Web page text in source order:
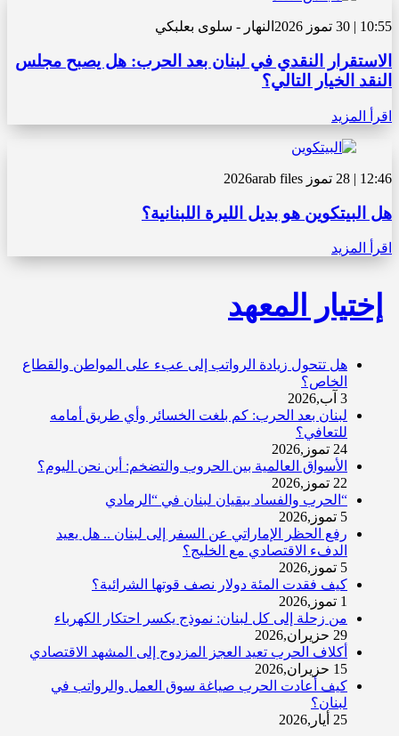
10:55 | 30 تموز 2026 النهار - سلوى بعلبكي
الاستقرار النقدي في لبنان بعد الحرب: هل يصبح مجلس
النقد الخيار التالي؟
اقرأ المزيد
12:46 | 28 تموز 2026 arab files
هل البيتكوين هو بديل الليرة اللبنانية؟
اقرأ المزيد
إختيار المعهد
هل تتحول زيادة الرواتب إلى عبء على المواطن والقطاع
الخاص؟
3 آب,2026
لبنان بعد الحرب: كم بلغت الخسائر وأي طريق أمامه
للتعافي؟
24 تموز,2026
الأسواق العالمية بين الحروب والتضخم: أين نحن اليوم؟
22 تموز,2026
“الحرب والفساد يبقيان لبنان في “الرمادي
5 تموز,2026
رفع الحظر الإماراتي عن السفر إلى لبنان .. هل يعيد
الدفء الاقتصادي مع الخليج؟
5 تموز,2026
كيف فقدت المئة دولار نصف قوتها الشرائية؟
1 تموز,2026
من زحلة إلى كل لبنان: نموذج يكسر احتكار الكهرباء
29 حزيران,2026
أكلاف الحرب تعيد العجز المزدوج إلى المشهد الاقتصادي
15 حزيران,2026
كيف أعادت الحرب صياغة سوق العمل والرواتب في
لبنان؟
25 أيار,2026